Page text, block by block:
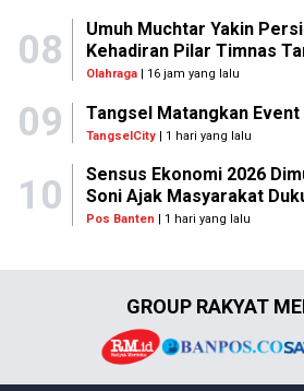
08
Umuh Muchtar Yakin
Kehadiran Pilar Timnas
Olahraga| 16 jam yang lalu
09 Tangsel Matangkan
TangselCity | 1 hari yang lalu
10
Sensus Ekonomi 2026
Soni Ajak Masyarakat
Pos Banten | 1 hari yang lalu
GROUP RAKYAT